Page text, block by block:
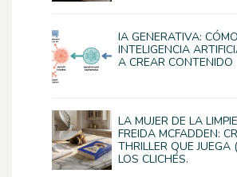
IA GENERATIVA:
INTELIGENCIA
A CREAR CONTENIDO
LA MUJER DE LA
FREIDA MCFADDEN:
THRILLER QUE JUEGA
LOS CLICHÉS.